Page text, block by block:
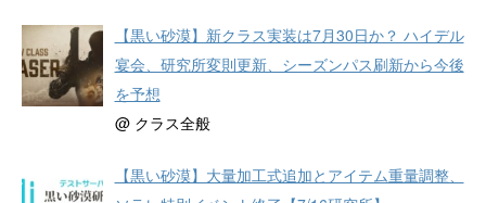
【黒い砂漠】新クラス実装は7月30日か？ ハイデル
宴会、研究所変則更新、シーズンパス刷新から今後
を予想
@ クラス全般
【黒い砂漠】大量加工式追加とアイテム重量調整、